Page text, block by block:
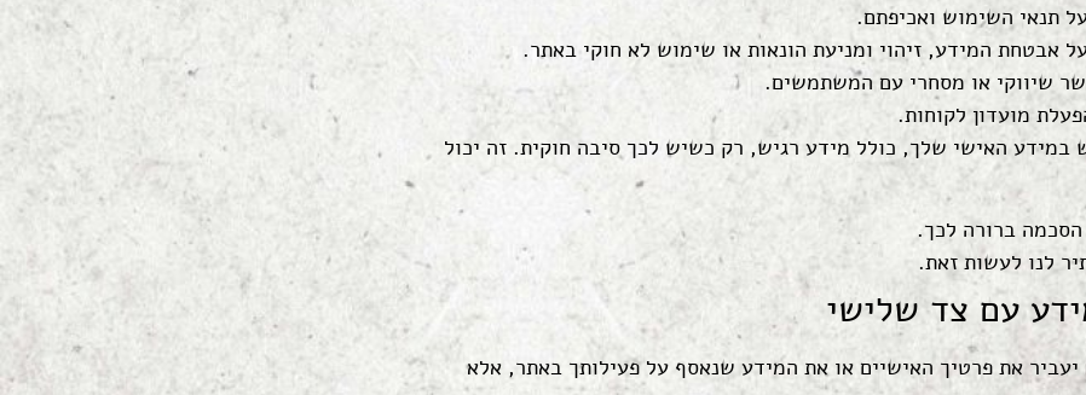
תנאי השימוש ואכיפתם.
אבטחת המידע, זיהוי ומניעת הונאות או שימוש לא חוקי באתר.
שיווקי או מסחרי עם המשתמשים.
מועדון לקוחות.
האישי שלך, כולל מידע רגיש, רק כשיש לכך סיבה חוקית. זה יכול
הסכמה ברורה לכך.
לנו לעשות זאת.
עם צד שלישי
את פרטיך האישיים או את המידע שנאסף על פעילותך באתר, אלא